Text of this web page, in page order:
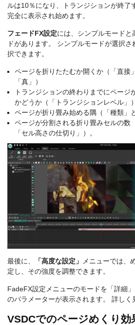
ルは10％になり、トランジションが終了
完全に表示され始めます。
フェードFX設定には、シンプルモードと
ドがあります。 シンプルモードが選択
択できます。
ページを折りたたむか開くか（「直接
「真」）
トランジションの終わりまでにページ
かどうか（「トランジションレベル」）
ページが折り畳み始める隅（「種類」
ページが分割される折り畳みセルの数
「セル高さの仕切り」）。
最後に、 「高度な設定」
メニューでは、
定し、その強度を調整できます。
FadeFX設定メニューのモードを「詳細
のパラメーターが表示されます。 詳しく
VSDCでのページめくり効